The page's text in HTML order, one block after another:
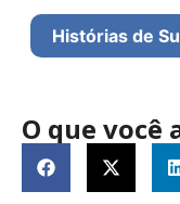
Histórias de
O que você